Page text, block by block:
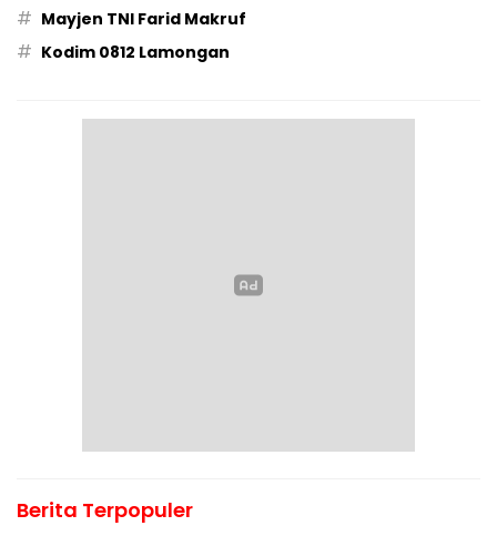
# Mayjen TNI Farid Makruf
# Kodim 0812 Lamongan
Berita Terpopuler